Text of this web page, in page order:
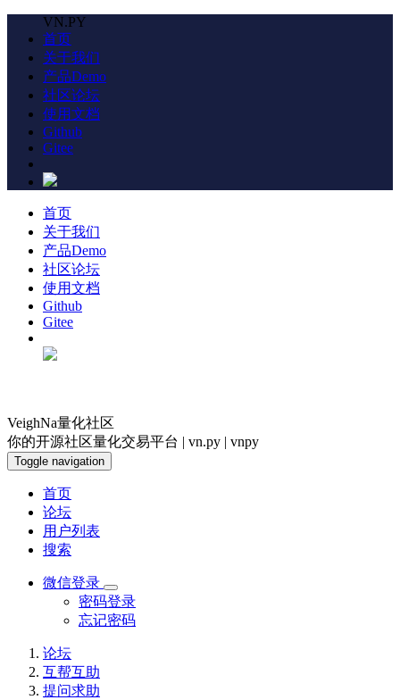
VN.PY
首页
关于我们
产品Demo
社区论坛
使用文档
Github
Gitee
首页
关于我们
产品Demo
社区论坛
使用文档
Github
Gitee
VeighNa量化社区
你的开源社区量化交易平台 | vn.py | vnpy
Toggle navigation
首页
论坛
用户列表
搜索
微信登录
密码登录
忘记密码
论坛
互帮互助
提问求助